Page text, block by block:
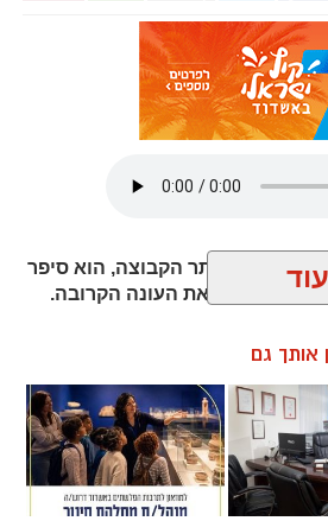
דן קציר לאתר הקבוצה, הוא סיפר
לקראת העונה הקרובה.
אותך גם